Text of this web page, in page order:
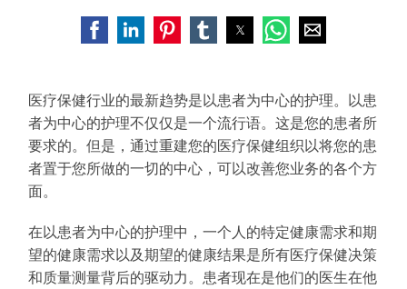
医疗保健行业的最新趋势是以患者为中心的护理。以患
者为中心的护理不仅仅是一个流行语。这是您的患者所
要求的。但是，通过重建您的医疗保健组织以将您的患
者置于您所做的一切的中心，可以改善您业务的各个方
面。
在以患者为中心的护理中，一个人的特定健康需求和期
望的健康需求以及期望的健康结果是所有医疗保健决策
和质量测量背后的驱动力。患者现在是他们的医生在他